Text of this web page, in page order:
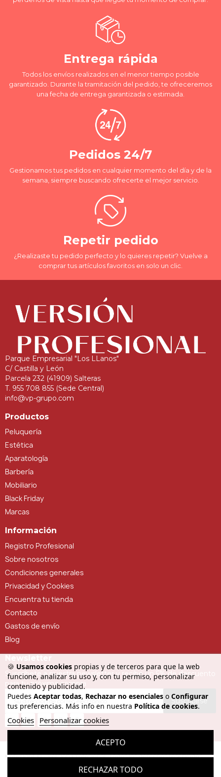
🍪 Usamos cookies propias y de terceros para que la web
funcione, analizar su uso y, con tu permiso, personalizar
contenido y publicidad.
Puedes Aceptar todas, Rechazar no esenciales o Configurar
tus preferencias. Más info en nuestra Política de cookies.
Cookies Personalizar cookies
RECHAZAR TODO
ACEPTO
Entrega rápida
Todos los envíos realizados en el menor tiempo posible
garantizado. Durante la tramitación del pedido, te ofreceremos
una fecha de entrega garantizada o estimada.
Pedidos 24/7
Gestionamos tus pedidos en cualquier momento del día y de la
semana, siempre buscando ofrecerte el mejor servicio.
Repetir pedido
¿Realizaste tu pedido perfecto y lo quieres repetir? Vuelve a
comprar tus artículos favoritos en solo un clic.
Parque Empresarial "Los LLanos"
C/ Castilla y León
Parcela 232 (41909) Salteras
T. 955 708 855 (Sede Central)
info@vp-grupo.com
Productos
Peluquería
Estética
Aparatología
Barbería
Mobiliario
Black Friday
Marcas
Información
Registro Profesional
Sobre nosotros
Condiciones generales
Privacidad y Cookies
Encuentra tu tienda
Contacto
Gastos de envío
Blog
Suscríbete a nuestra newsletter y recibe un 5% de descuento
para tu próxima compra
Suscribirse
Copyright © - Versión Profesional. Todos los derechos reservados